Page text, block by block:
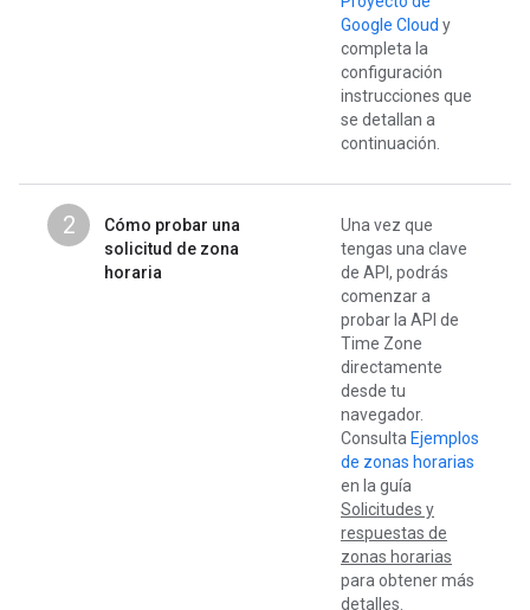
Google Cloud y
completa la
configuración
instrucciones que
se detallan a
continuación.
2
Cómo probar una
solicitud de zona
horaria
Una vez que
tengas una clave
de API, podrás
comenzar a
probar la API de
Time Zone
directamente
desde tu
navegador.
Consulta Ejemplos
de zonas horarias
en la guía
Solicitudes y
respuestas de
zonas horarias
para obtener más
detalles.